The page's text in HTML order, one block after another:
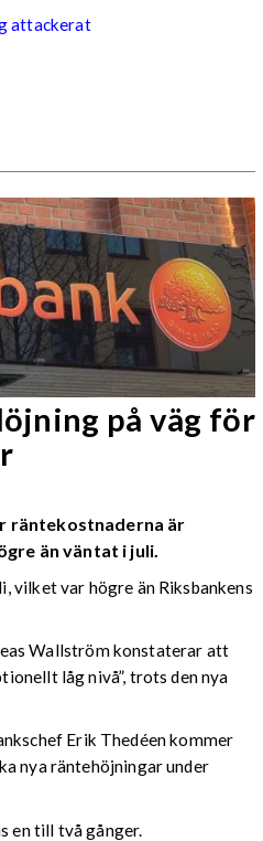
attackerat
på väg för
räntekostnaderna är
än väntat i juli.
vilket var högre än Riksbankens
Wallström konstaterar att
låg nivå”, trots den nya
Erik Thedéen kommer
nya räntehöjningar under
en till två gånger.